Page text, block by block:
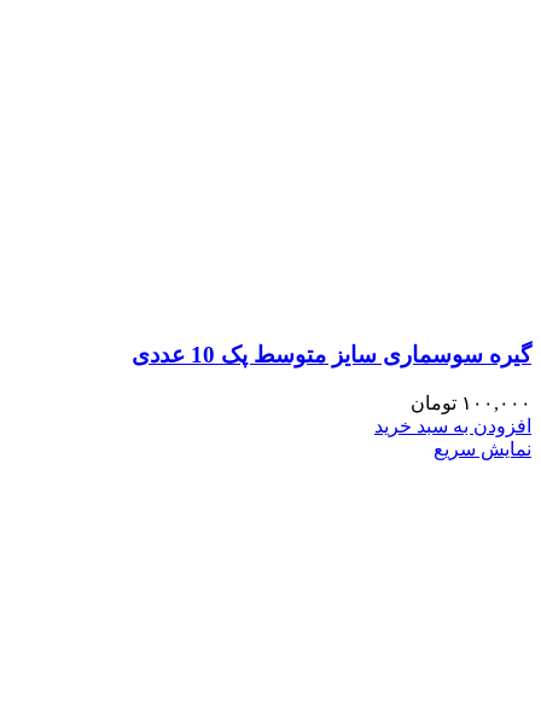
گیره سوسماری سایز متوسط پک 10 عددی
۱۰۰,۰۰۰ تومان
افزودن به سبد خرید
نمایش سریع